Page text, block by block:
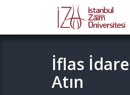
İflas
Atın